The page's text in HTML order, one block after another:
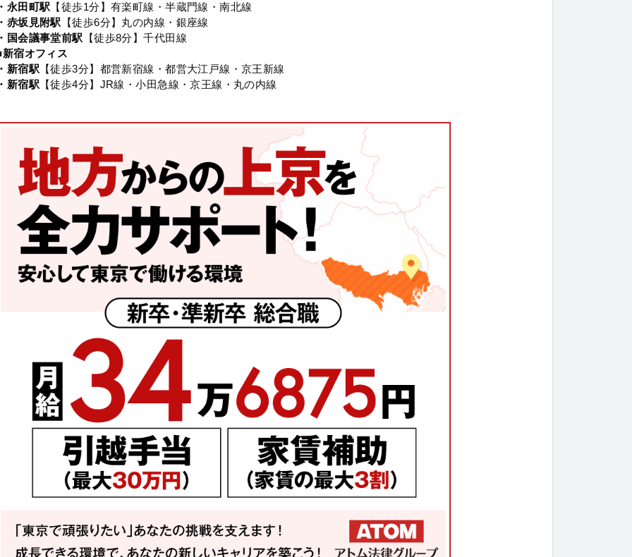
永田町駅 【徒歩1分】有楽町線・半蔵門線・南北線
赤坂見附駅
【徒歩6分】丸の内線・銀座線
国会議事堂前駅
【徒歩8分】千代田線
新宿オフィス
新宿駅 【徒歩3分】都営新宿線・都営大江戸線・京王新線
新宿駅 【徒歩4分】JR線・小田急線・京王線・丸の内線